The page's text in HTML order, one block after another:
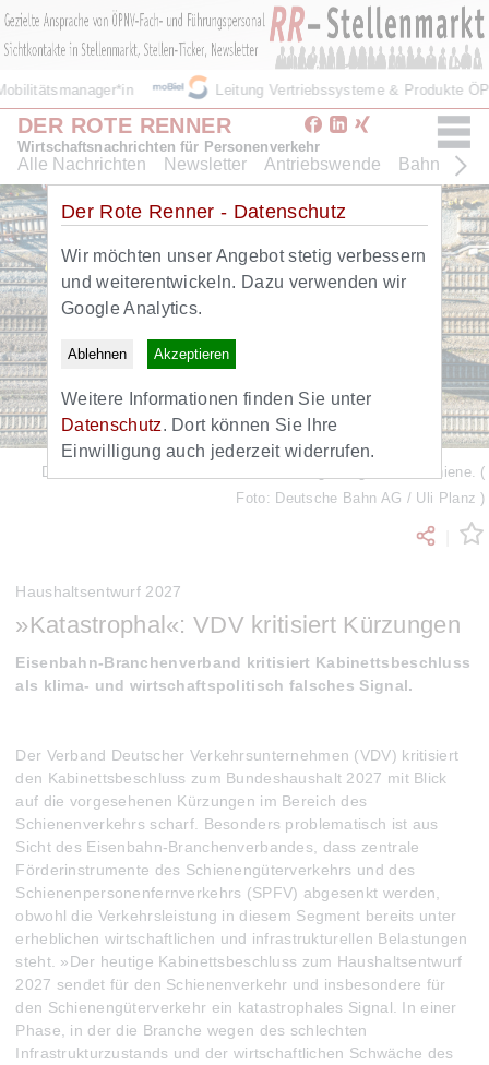
Leitung Vertriebssysteme & Produkte
DER ROTE RENNER
Wirtschaftsnachrichten für Personenverkehr
Alle Nachrichten Newsletter Antriebswende Bahn
Der Rote Renner - Datenschutz
Wir möchten unser Angebot stetig verbessern
und weiterentwickeln. Dazu verwenden wir
Google Analytics.
Ablehnen Akzeptieren
Weitere Informationen finden Sie unter
Datenschutz. Dort können Sie Ihre
Einwilligung auch jederzeit widerrufen.
Der VDV kritisiert die Pläne der Bundesregierung für die Schiene. (
Foto: Deutsche Bahn AG / Uli Planz )
Haushaltsentwurf 2027
»Katastrophal«: VDV kritisiert Kürzungen
Eisenbahn-Branchenverband kritisiert Kabinettsbeschluss
als klima- und wirtschaftspolitisch falsches Signal.
Der Verband Deutscher Verkehrsunternehmen (VDV) kritisiert
den Kabinettsbeschluss zum Bundeshaushalt 2027 mit Blick
auf die vorgesehenen Kürzungen im Bereich des
Schienenverkehrs scharf. Besonders problematisch ist aus
Sicht des Eisenbahn-Branchenverbandes, dass zentrale
Förderinstrumente des Schienengüterverkehrs und des
Schienenpersonenfernverkehrs (SPFV) abgesenkt werden,
obwohl die Verkehrsleistung in diesem Segment bereits unter
erheblichen wirtschaftlichen und infrastrukturellen Belastungen
steht. »Der heutige Kabinettsbeschluss zum Haushaltsentwurf
2027 sendet für den Schienenverkehr und insbesondere für
den Schienengüterverkehr ein katastrophales Signal. In einer
Phase, in der die Branche wegen des schlechten
Infrastrukturzustands und der wirtschaftlichen Schwäche des